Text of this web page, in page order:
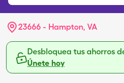
23666 - Hampton, VA
Desbloquea tus ahorros
Únete hoy